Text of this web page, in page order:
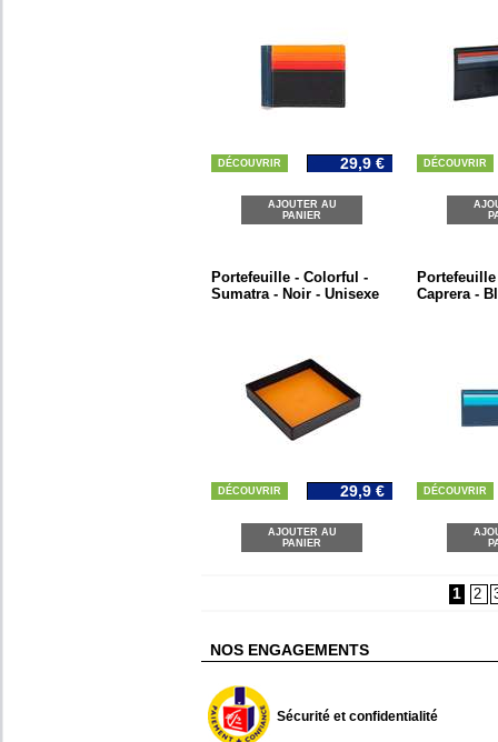
DÉCOUVRIR 29,9 €
AJOUTER AU
PANIER
DÉCOUVRIR
Portefeuille - Colorful -
Sumatra - Noir - Unisexe
DÉCOUVRIR 29,9 €
AJOUTER AU
PANIER
Caprera -
DÉCOUVRIR
1 2
NOS ENGAGEMENTS
Sécurité et confidentialité